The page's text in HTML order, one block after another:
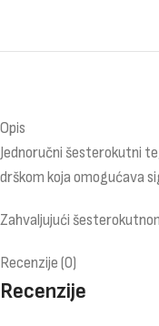
Opis
Jednoručni šesterokutni
drškom koja omogućava
Zahvaljujući
Recenzije (0)
Recenzije